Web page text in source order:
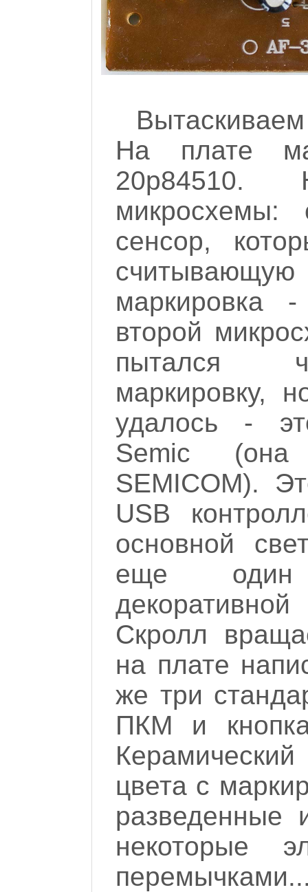
На плате
сенсор,
маркировка
второй
пытался
маркировку,
удалось -
Semic (она
SEMICOM).
USB
основной
еще
Скролл
на плате
же три
ПКМ и кнопка
цвета с
разведенные
некоторые